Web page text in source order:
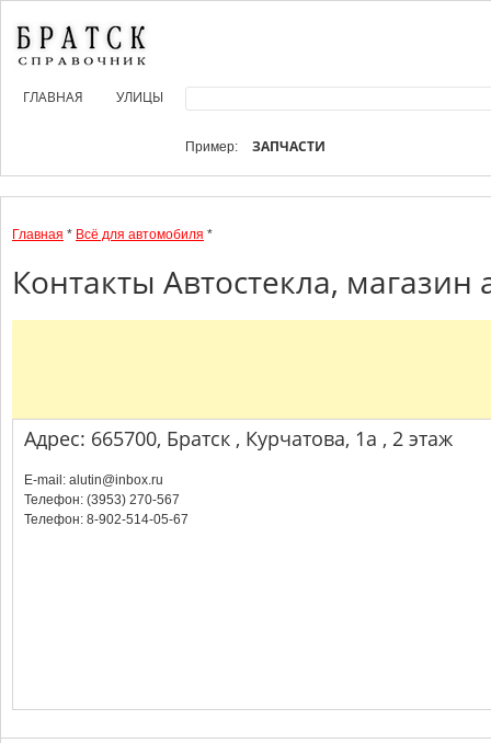
ГЛАВНАЯ УЛИЦЫ
Пример: ЗАПЧАСТИ
Главная * Всё для автомобиля *
Контакты Автостекла, магазин
Адрес: 665700, Братск , Курчатова, 1а , 2 этаж
E-mail: alutin@inbox.ru
Телефон: (3953) 270-567
Телефон: 8-902-514-05-67